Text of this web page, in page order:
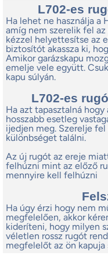
L702-es
Ha lehet ne használja a
amíg nem szerelik fel
kézzel helyettesítse az
biztosítót akassza ki,
Amikor garázskapu
emelje vele együtt.
kapu súlyán.
L702-es
Ha azt tapasztalná
hosszabb esetleg
ijedjen meg. Szerelje
különbséget találni.
Az új rugót az ereje
felhúzni mint az előző
mennyire kell felhúzni
Ha úgy érzi hogy nem
megfelelően, akkor
kideríteni, hogy milyen
véletlen rossz rugót
megfelelőt az ön kapuja